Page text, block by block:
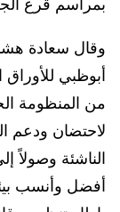
بمراسم قرع
وقال سعادة
أبوظبي
من المنظومة
لاحتضان ودعم
الناشئة وصولاً
أفضل وأنسب